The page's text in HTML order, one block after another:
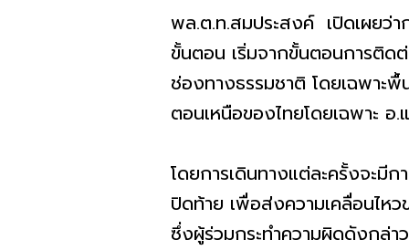
พล.ต.ท.สมประสงค์ เปิดเผยว่า
ขั้นตอน เริ่มจากขั้นตอนการติด
ช่องทางธรรมชาติ โดยเฉพาะ
ตอนเหนือของไทยโดยเฉพาะ
โดยการเดินทางแต่ละครั้งจะมี
ปิดท้าย เพื่อส่งความเคลื่อนไห
ซึ่งผู้ร่วมกระทำความผิดดังกล่